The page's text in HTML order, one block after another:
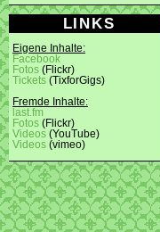
LINKS
Eigene Inhalte:
Facebook
Fotos (Flickr)
Tickets (TixforGigs)
Fremde Inhalte:
last.fm
Fotos (Flickr)
Videos (YouTube)
Videos (vimeo)